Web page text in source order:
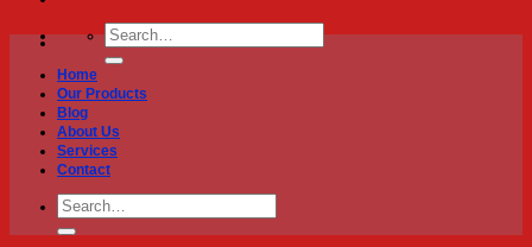
Search
for:
Home
Our Products
Blog
About Us
Services
Contact
Search
for: